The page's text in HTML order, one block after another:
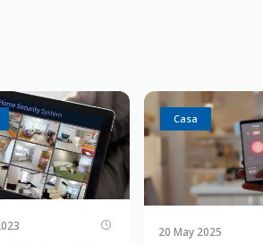
Casa
20 May 2025